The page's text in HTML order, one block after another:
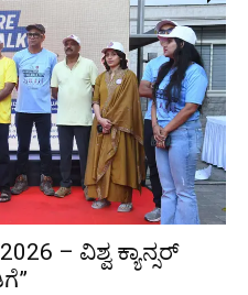
– ವಿಶ್ವ ಕ್ಯಾನ್ಸರ್